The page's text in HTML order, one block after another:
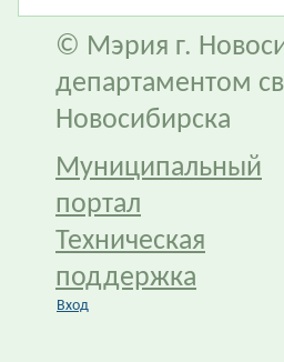
© Мэрия г.
департаментом
Новосибирска
Муниципальный
портал
Техническая
поддержка
Вход